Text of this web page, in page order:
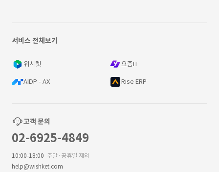
서비스 전체보기
위시켓 요즘IT
AIDP - AX Rise ERP
고객 문의
02-6925-4849
10:00-18:00 주말·공휴일 제외
help@wishket.com